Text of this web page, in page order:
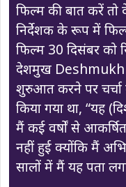
फिल्म की बात करें
निर्देशक के रूप में
फिल्म 30 दिसंबर को
देशमुख Deshmukh
शुरुआत करने पर चर्चा
किया गया था, “यह
मैं कई वर्षों से
नहीं हुई क्योंकि मैं
सालों में मैं यह पता